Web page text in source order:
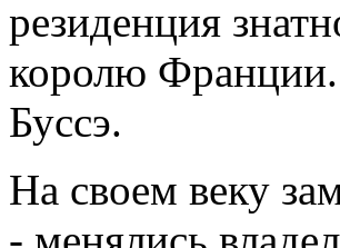
резиденция
королю Франции.
Буссэ.
На своем веку